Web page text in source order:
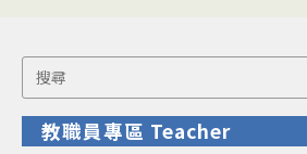
Search
for:
教職員專區 Teacher